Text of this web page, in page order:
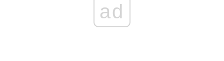
ad